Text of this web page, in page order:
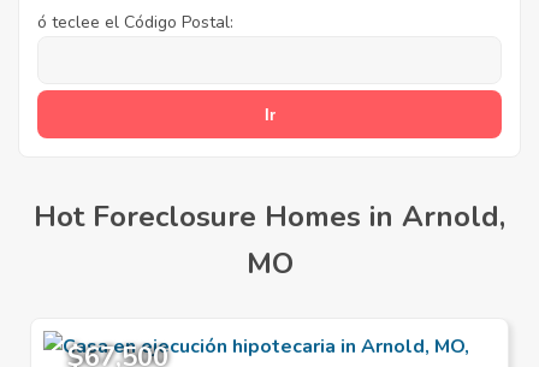
ó teclee el Código Postal:
Hot Foreclosure Homes in Arnold,
MO
$67,500